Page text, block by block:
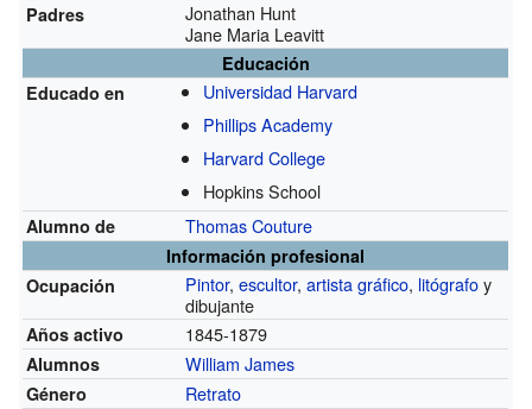
Padres
Jonathan Hunt
Jane Maria Leavitt
Educación
Educado en
Universidad Harvard
Phillips Academy
Harvard College
Hopkins School
Alumno de Thomas Couture
Información profesional
Ocupación
Pintor,escultor,artista gráfico, litógrafoy
dibujante
Años activo 1845-1879
Alumnos William James
Género Retrato